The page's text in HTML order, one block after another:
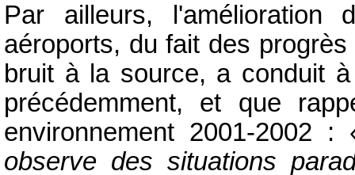
Par ailleurs,
aéroports, du fait des
bruit à la source, a conduit
précédemment, et que
environnement 2001-2002
observe des situations